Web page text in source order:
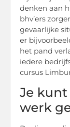
denken aan
bhv’ers
gevaarlijke
er
het pand
iedere
cursus
Je
werk